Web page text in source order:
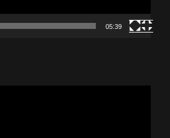
05:39